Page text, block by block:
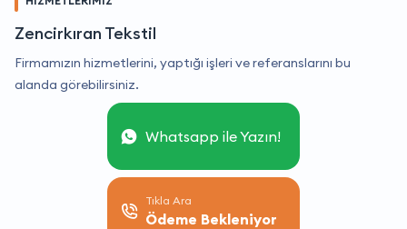
Zencirkıran Tekstil
Firmamızın hizmetlerini, yaptığı işleri ve referanslarını bu
alanda görebilirsiniz.
Whatsapp ile Yazın!
Tıkla Ara
Ödeme Bekleniyor